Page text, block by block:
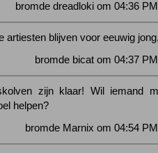
bromde dreadloki om 04:36
artiesten blijven voor eeuwig
bromde bicat om 04:37
zijn klaar! Wil iemand
helpen?
bromde Marnix om 04:54